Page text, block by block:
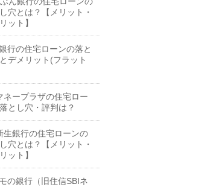
穴とは？【メリット・
ット】
行の住宅ローンの落と
デメリット(フラット
ネープラザの住宅ロー
とし穴・評判は？
生銀行の住宅ローンの
穴とは？【メリット・
ット】
モの銀行（旧住信SBIネ